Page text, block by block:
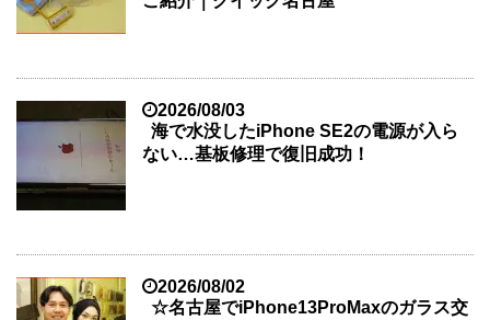
2026/08/03
海で水没したiPhone SE2の電源が入ら
ない…基板修理で復旧成功！
2026/08/02
☆名古屋でiPhone13ProMaxのガラス交